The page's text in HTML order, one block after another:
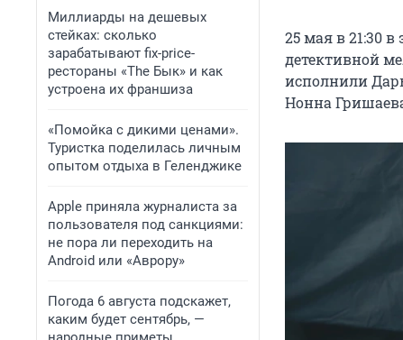
Миллиарды на дешевых
стейках: сколько
зарабатывают fix-price-
рестораны «The Бык» и как
устроена их франшиза
«Помойка с дикими ценами».
Туристка поделилась личным
опытом отдыха в Геленджике
Apple приняла журналиста за
пользователя под санкциями:
не пора ли переходить на
Android или «Аврору»
Погода 6 августа подскажет,
каким будет сентябрь, —
25 мая в 21:30
детективной
исполнили
Нонна